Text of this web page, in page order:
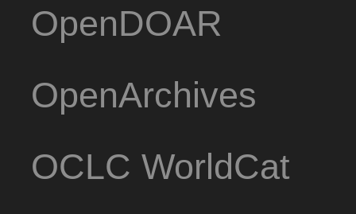
OpenDOAR
OpenArchives
OCLC WorldCat